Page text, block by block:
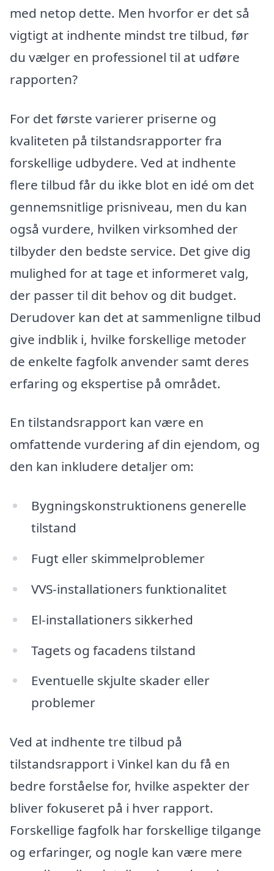
med netop dette. Men hvorfor er det så
vigtigt at indhente mindst tre tilbud, før
du vælger en professionel til at udføre
rapporten?
For det første varierer priserne og
kvaliteten på tilstandsrapporter fra
forskellige udbydere. Ved at indhente
flere tilbud får du ikke blot en idé om det
gennemsnitlige prisniveau, men du kan
også vurdere, hvilken virksomhed der
tilbyder den bedste service. Det give dig
mulighed for at tage et informeret valg,
der passer til dit behov og dit budget.
Derudover kan det at sammenligne tilbud
give indblik i, hvilke forskellige metoder
de enkelte fagfolk anvender samt deres
erfaring og ekspertise på området.
En tilstandsrapport kan være en
omfattende vurdering af din ejendom, og
den kan inkludere detaljer om:
Bygningskonstruktionens generelle
tilstand
Fugt eller skimmelproblemer
VVS-installationers funktionalitet
El-installationers sikkerhed
Tagets og facadens tilstand
Eventuelle skjulte skader eller
problemer
Ved at indhente tre tilbud på
tilstandsrapport i Vinkel kan du få en
bedre forståelse for, hvilke aspekter der
bliver fokuseret på i hver rapport.
Forskellige fagfolk har forskellige tilgange
og erfaringer, og nogle kan være mere